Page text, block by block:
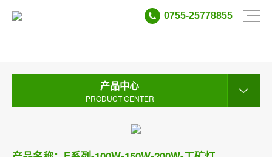
0755-25778855
产品中心
PRODUCT CENTER